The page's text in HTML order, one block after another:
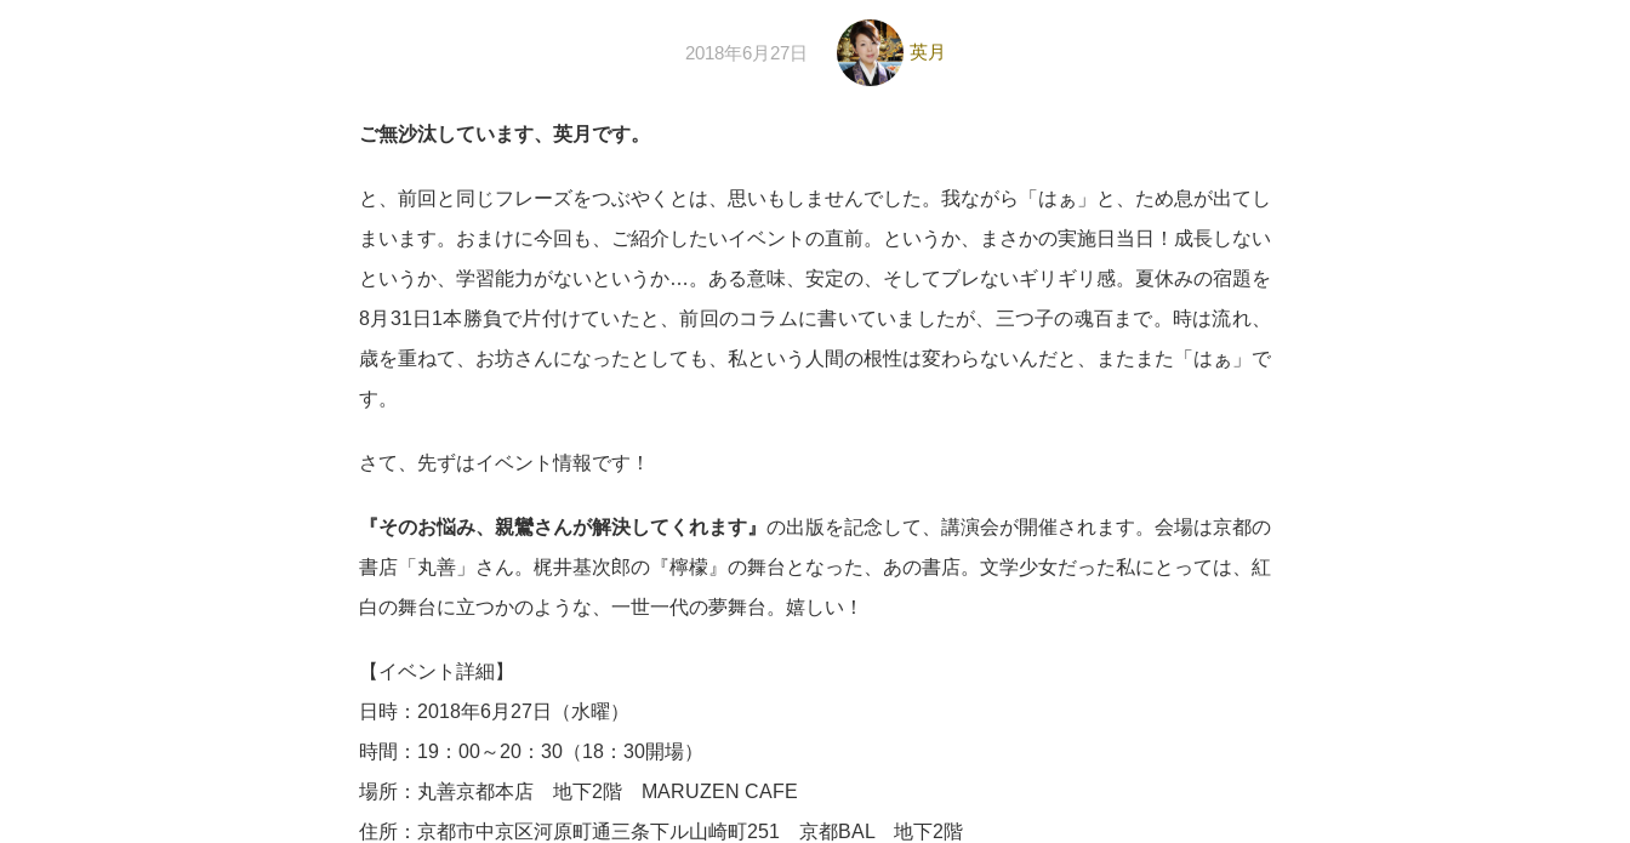
2018年6月27日 英月
ご無沙汰しています、英月です。
と、前回と同じフレーズをつぶやくとは、思いもしませんでした。我ながら「はぁ」と、ため息が出てし
まいます。おまけに今回も、ご紹介したいイベントの直前。というか、まさかの実施日当日！成長しない
というか、学習能力がないというか…。ある意味、安定の、そしてブレないギリギリ感。夏休みの宿題を
8月31日1本勝負で片付けていたと、前回のコラムに書いていましたが、三つ子の魂百まで。時は流れ、
歳を重ねて、お坊さんになったとしても、私という人間の根性は変わらないんだと、またまた「はぁ」で
す。
さて、先ずはイベント情報です！
『そのお悩み、親鸞さんが解決してくれます』 の出版を記念して、講演会が開催されます。会場は京都の
書店「丸善」さん。梶井基次郎の『檸檬』の舞台となった、あの書店。文学少女だった私にとっては、紅
白の舞台に立つかのような、一世一代の夢舞台。嬉しい！
【イベント詳細】
日時：2018年6月27日（水曜）
時間：19：00～20：30（18：30開場）
場所：丸善京都本店 地下2階 MARUZEN CAFE
住所：京都市中京区河原町通三条下ル山崎町251 京都BAL 地下2階